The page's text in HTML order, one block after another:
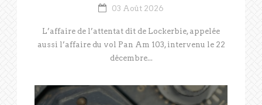
03 Août 2026
L’affaire de l’attentat dit de Lockerbie, appelée
aussi l’affaire du vol Pan Am 103, intervenu le 22
décembre...